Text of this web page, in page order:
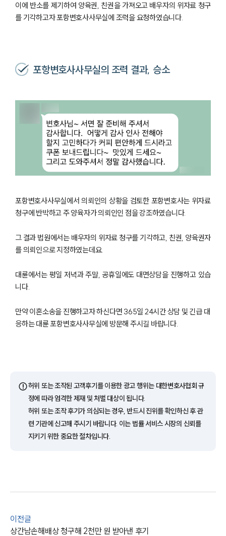
부소개
대륜의 강점
오시는 길
글로벌 파트너 로펌
고객의 소리
통합검색
법률지식인
이에 반소를 제기하여 양육권, 친권을 가져오고 배우자의 위자료 청구
를 기각하고자 포항변호사사무실에 조력을 요청하였습니다.
포항변호사사무실의 조력 결과, 승소
포항변호사사무실에서 의뢰인의 상황을 검토한 포항변호사는 위자료
청구에 반박하고 주 양육자가 의뢰인인 점을 강조하였습니다.
그 결과 법원에서는 배우자의 위자료 청구를 기각하고, 친권, 양육권자
를 의뢰인으로 지정하였는데요.
대륜에서는 평일 저녁과 주말, 공휴일에도 대면상담을 진행하고 있습
니다.
만약 이혼소송을 진행하고자 하신다면 365일 24시간 상담 및 긴급 대
응하는 대륜 포항변호사사무실에 방문해 주시길 바랍니다.
⚠️허위 또는 조작된 고객후기를 이용한 광고 행위는 대한변호사협회 규
정에 따라 엄격한 제재 및 처벌 대상이 됩니다.
허위 또는 조작 후기가 의심되는 경우, 반드시 진위를 확인하신 후 관
련 기관에 신고해 주시기 바랍니다. 이는 법률 서비스 시장의 신뢰를
지키기 위한 중요한 절차입니다.
이전글
상간남손해배상 청구해 2천만 원 받아낸 후기